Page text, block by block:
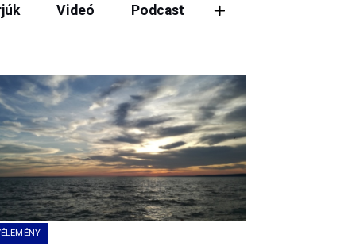
Videó Podcast